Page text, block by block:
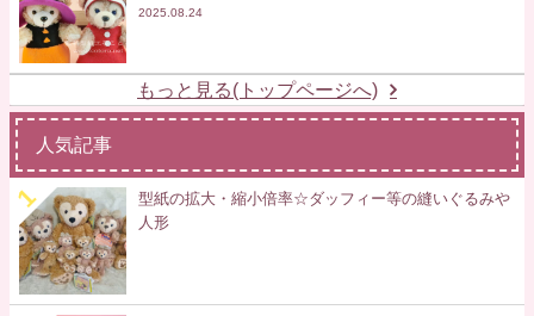
2025.08.24
もっと見る(トップページへ)
人気記事
型紙の拡大・縮小倍率☆ダッフィー等の縫いぐるみや
人形